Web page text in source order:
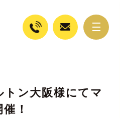
ン大阪様にてマ
！